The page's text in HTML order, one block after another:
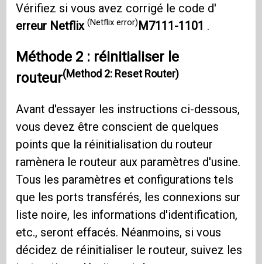
Vérifiez si vous avez corrigé le code d'
erreur Netflix(Netflix error) M7111-1101 .
Méthode 2 : réinitialiser le
routeur(Method 2: Reset Router)
Avant d'essayer les instructions ci-dessous,
vous devez être conscient de quelques
points que la réinitialisation du routeur
ramènera le routeur aux paramètres d'usine.
Tous les paramètres et configurations tels
que les ports transférés, les connexions sur
liste noire, les informations d'identification,
etc., seront effacés. Néanmoins, si vous
décidez de réinitialiser le routeur, suivez les